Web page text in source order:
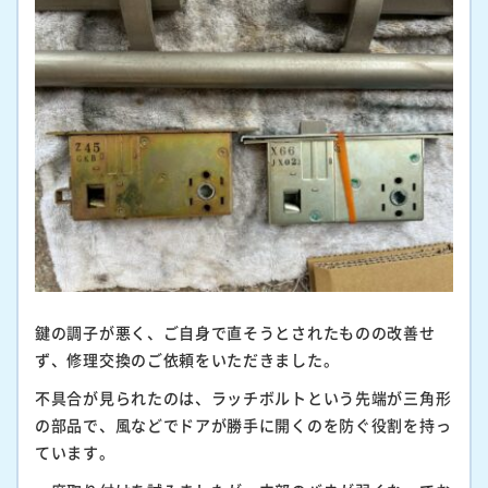
鍵の調子が悪く、ご自身で直そうとされたものの改善せ
ず、修理交換のご依頼をいただきました。
不具合が見られたのは、ラッチボルトという先端が三角形
の部品で、風などでドアが勝手に開くのを防ぐ役割を持っ
ています。